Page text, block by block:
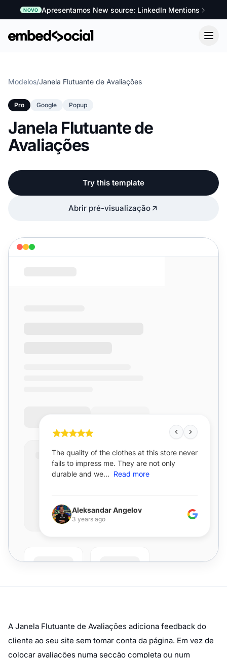
NOVO Apresentamos New source: LinkedIn Mentions
Modelos/Janela Flutuante de Avaliações
Pro Google Popup
Janela Flutuante de
Avaliações
Try this template
Abrir pré-visualização
A Janela Flutuante de Avaliações adiciona feedback do
cliente ao seu site sem tomar conta da página. Em vez de
colocar avaliações numa secção completa ou num